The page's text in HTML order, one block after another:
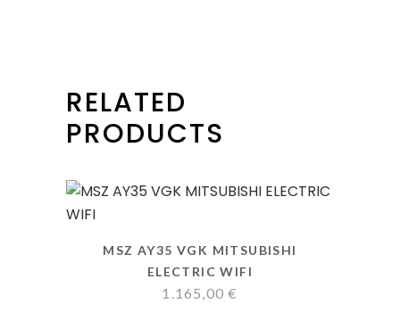
RELATED
PRODUCTS
MSZ AY35 VGK MITSUBISHI
ELECTRIC WIFI
1.165,00€